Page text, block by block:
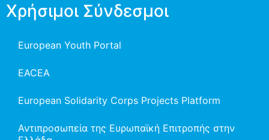
Χρήσιμοι Σύνδεσμοι
European Youth Portal
EACEA
European Solidarity Corps Projects Platform
Αντιπροσωπεία της Ευρωπαϊκή Επιτροπής στην